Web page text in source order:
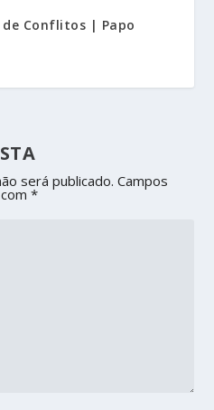
de Conflitos | Papo
será publicado. Campos
com*